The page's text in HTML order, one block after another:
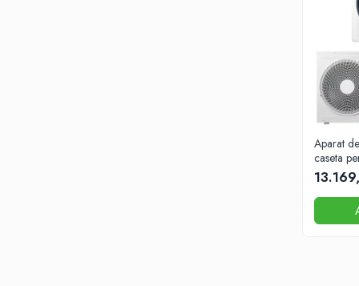
Aparat
caseta